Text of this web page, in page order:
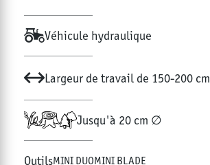
Véhicule hydraulique
Largeur de travail de 150-200 cm
Jusqu'à 20 cm ∅
OutilsMINI DUOMINI BLADE